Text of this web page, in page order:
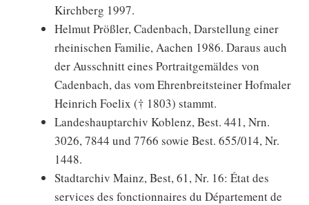
Kirchberg 1997.
Helmut Prößler, Cadenbach, Darstellung einer
rheinischen Familie, Aachen 1986. Daraus auch
der Ausschnitt eines Portraitgemäldes von
Cadenbach, das vom Ehrenbreitsteiner Hofmaler
Heinrich Foelix († 1803) stammt.
Landeshauptarchiv Koblenz, Best. 441, Nrn.
3026, 7844 und 7766 sowie Best. 655/014, Nr.
1448.
Stadtarchiv Mainz, Best, 61, Nr. 16: État des
services des fonctionnaires du Département de